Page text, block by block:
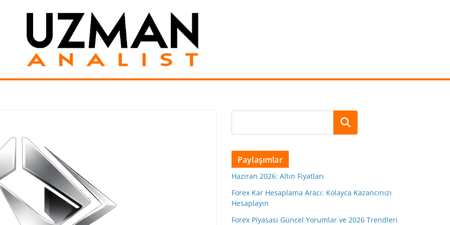
Ara
Paylaşımlar
Haziran 2026: Altın Fiyatları
Forex Kar Hesaplama Aracı: Kolayca Kazancınızı
Hesaplayın
Forex Piyasası Güncel Yorumlar ve 2026 Trendleri